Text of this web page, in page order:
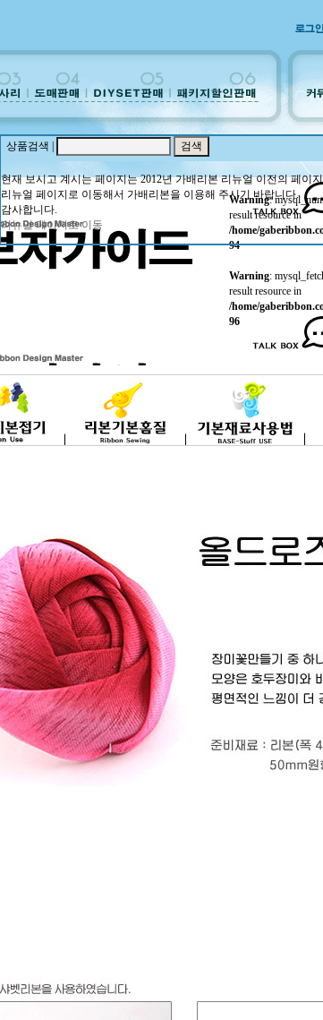
상품검색 |
현재 보시고 계시는 페이지는 2012년 가배리본 리뉴얼 이전의 페이
리뉴얼 페이지로 이동해서 가배리본을 이용해 주시기 바랍니다.
감사합니다.
리뉴얼 페이지로 이동
Warning:
result resource in
/home/
94
Warning:
result resource in
/home/
96